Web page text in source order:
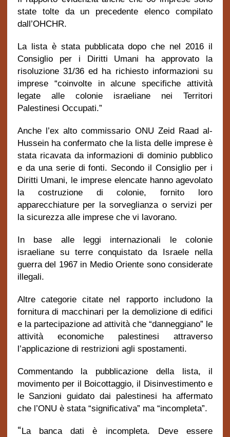
state tolte da un precedente elenco compilato
dall’OHCHR.
La lista è stata pubblicata dopo che nel 2016 il
Consiglio per i Diritti Umani ha approvato la
risoluzione 31/36 ed ha richiesto informazioni su
imprese “coinvolte in alcune specifiche attività
legate alle colonie israeliane nei Territori
Palestinesi Occupati.”
Anche l’ex alto commissario ONU Zeid Raad al-
Hussein ha confermato che la lista delle imprese è
stata ricavata da informazioni di dominio pubblico
e da una serie di fonti. Secondo il Consiglio per i
Diritti Umani, le imprese elencate hanno agevolato
la costruzione di colonie, fornito loro
apparecchiature per la sorveglianza o servizi per
la sicurezza alle imprese che vi lavorano.
In base alle leggi internazionali le colonie
israeliane su terre conquistato da Israele nella
guerra del 1967 in Medio Oriente sono considerate
illegali.
Altre categorie citate nel rapporto includono la
fornitura di macchinari per la demolizione di edifici
e la partecipazione ad attività che “danneggiano” le
attività economiche palestinesi attraverso
l’applicazione di restrizioni agli spostamenti.
Commentando la pubblicazione della lista, il
movimento per il Boicottaggio, il Disinvestimento e
le Sanzioni guidato dai palestinesi ha affermato
che l’ONU è stata “significativa” ma “incompleta”.
“La banca dati è incompleta. Deve essere